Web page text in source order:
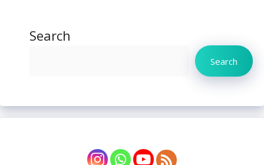
Search
Search